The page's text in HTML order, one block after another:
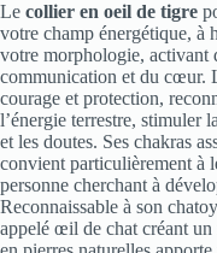
Le collier en oeil de tigre
votre champ énergétique, à
votre morphologie, activant
communication et du cœur.
courage et protection,
l’énergie terrestre, stimuler
et les doutes. Ses chakras
convient particulièrement à
personne cherchant à
Reconnaissable à son
appelé œil de chat créant